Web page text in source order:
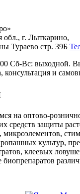
обл., г. Лыткарино,
Тураево стр. 39Б
Сб-Вс: выходной.
консультация и
на оптово-
средств защиты
культур,
клеевых
биопрепаратов